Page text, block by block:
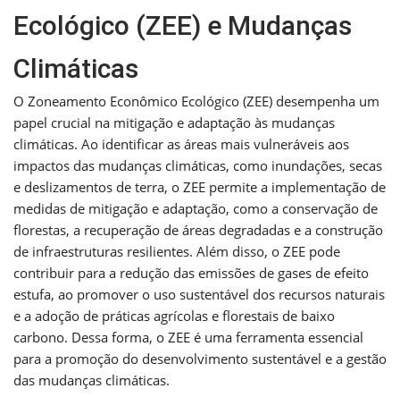
Ecológico (ZEE) e Mudanças
Climáticas
O Zoneamento Econômico Ecológico (ZEE) desempenha um
papel crucial na mitigação e adaptação às mudanças
climáticas. Ao identificar as áreas mais vulneráveis aos
impactos das mudanças climáticas, como inundações, secas
e deslizamentos de terra, o ZEE permite a implementação de
medidas de mitigação e adaptação, como a conservação de
florestas, a recuperação de áreas degradadas e a construção
de infraestruturas resilientes. Além disso, o ZEE pode
contribuir para a redução das emissões de gases de efeito
estufa, ao promover o uso sustentável dos recursos naturais
e a adoção de práticas agrícolas e florestais de baixo
carbono. Dessa forma, o ZEE é uma ferramenta essencial
para a promoção do desenvolvimento sustentável e a gestão
das mudanças climáticas.